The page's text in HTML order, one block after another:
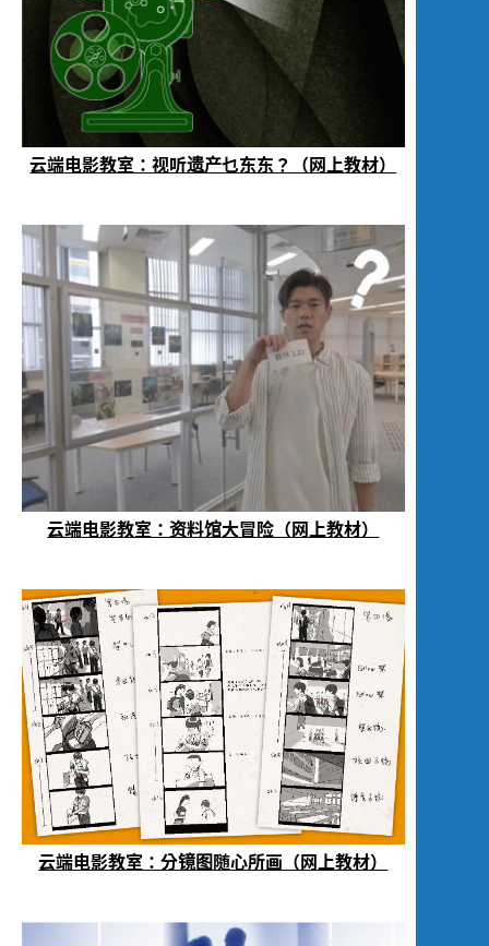
云端电影教室：视听遗产乜东东？（网上教材）
云端电影教室：资料馆大冒险（网上教材）
云端电影教室：分镜图随心所画（网上教材）